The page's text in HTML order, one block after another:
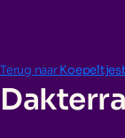
Terug naar